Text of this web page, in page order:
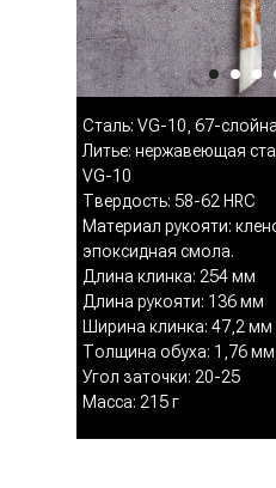
Сталь: VG-10, 67-
Литье: нержавеющая
VG-10
Твердость: 58-62 HRC
Материал рукояти:
эпоксидная смола.
Длина клинка: 254 мм
Длина рукояти: 136 мм
Ширина клинка: 47,2 мм
Толщина обуха: 1,76 мм
Угол заточки: 20-25
Масса: 215 г